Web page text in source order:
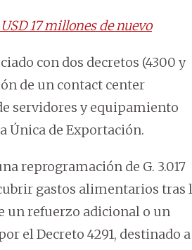
17 millones de nuevo
con dos decretos (4300 y
de un contact center
servidores y equipamiento
Única de Exportación.
reprogramación de G. 3.017
gastos alimentarios tras
un refuerzo adicional o un
el Decreto 4291, destinado a